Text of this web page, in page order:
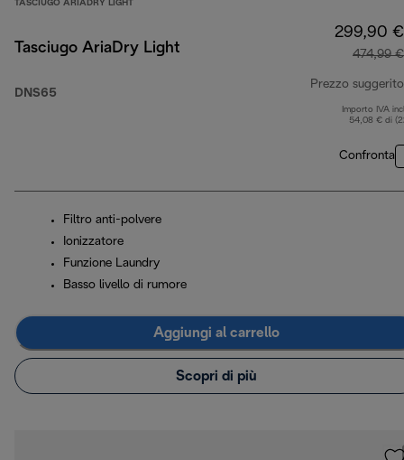
TASCIUGO ARIADRY LIGHT
Tasciugo AriaDry Light
DNS65
299,90 €
474,99 €
Prezzo suggerito
Importo IVA
54,08 € di
Confronta
Filtro anti-polvere
Ionizzatore
Funzione Laundry
Basso livello di rumore
Aggiungi al carrello
Scopri di più